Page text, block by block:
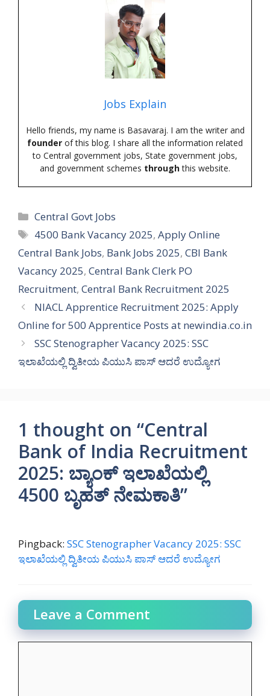
Jobs Explain
Hello friends, my name is Basavaraj. I am the writer and
founder of this blog. I share all the information related
to Central government jobs, State government jobs,
and government schemes throughthis website.
Categories
Central Govt Jobs
Tags
4500 Bank Vacancy 2025,Apply Online
Central Bank Jobs, Bank Jobs 2025, CBI Bank
Vacancy 2025, Central Bank Clerk PO
Recruitment, Central Bank Recruitment 2025
NIACL Apprentice Recruitment 2025: Apply
Online for 500 Apprentice Posts at newindia.co.in
SSC Stenographer Vacancy 2025: SSC
ಇಲಾಖೆಯಲ್ಲಿ ದ್ವಿತೀಯ ಪಿಯುಸಿ ಪಾಸ್ ಆದರೆ ಉದ್ಯೋಗ
1 thought on “Central
Bank of India Recruitment
2025: ಬ್ಯಾಂಕ್ ಇಲಾಖೆಯಲ್ಲಿ
4500 ಬೃಹತ್ ನೇಮಕಾತಿ”
Pingback: SSC Stenographer Vacancy 2025: SSC
ಇಲಾಖೆಯಲ್ಲಿ ದ್ವಿತೀಯ ಪಿಯುಸಿ ಪಾಸ್ ಆದರೆ ಉದ್ಯೋಗ
Leave a Comment